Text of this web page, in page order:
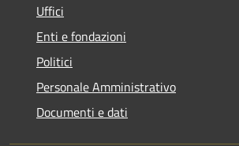
Uffici
Enti e fondazioni
Politici
Personale Amministrativo
Documenti e dati